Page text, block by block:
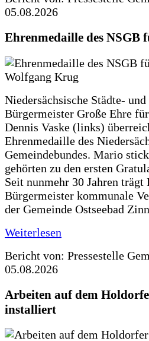
05.08.2026
Ehrenmedaille des
Niedersächsische Städte-
Bürgermeister Große Ehre
Dennis Vaske (links)
Ehrenmedaille des
Gemeindebundes. Mario
gehörten zu den ersten
Seit nunmehr 30 Jahren
Bürgermeister kommunale
der Gemeinde Ostseebad
Weiterlesen
Bericht von: Pressestelle
05.08.2026
Arbeiten auf dem
installiert